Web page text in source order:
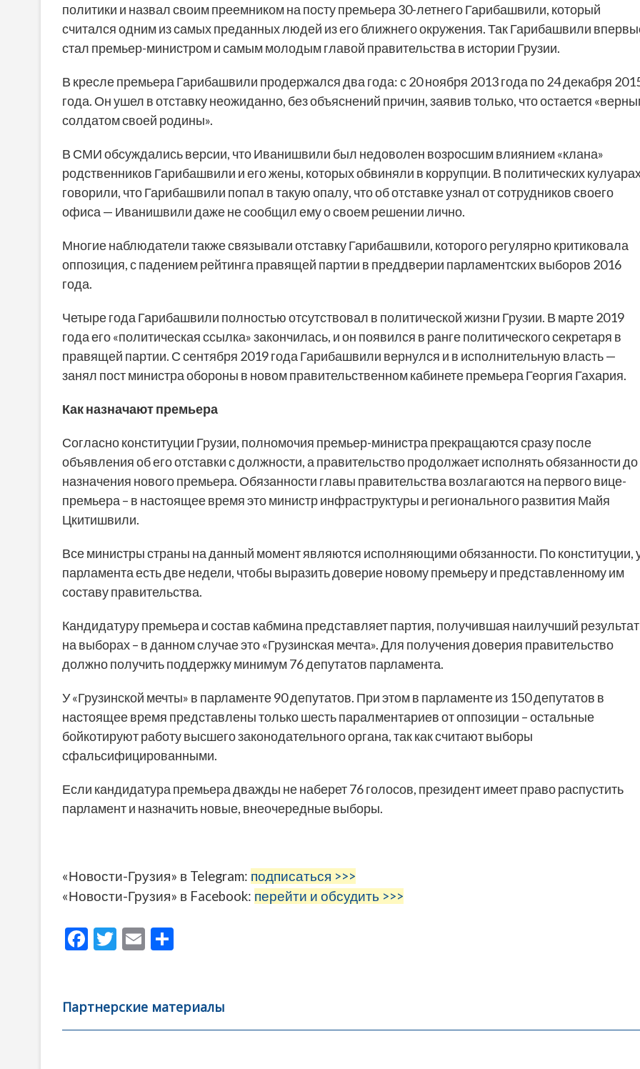
политики и назвал своим преемником на посту премьера 30-летнего Гарибашвили, который
считался одним из самых преданных людей из его ближнего окружения. Так Гарибашвили
стал премьер-министром и самым молодым главой правительства в истории Грузии.
В кресле премьера Гарибашвили продержался два года: с 20 ноября 2013 года по 24 декабря
года. Он ушел в отставку неожиданно, без объяснений причин, заявив только, что остается
солдатом своей родины».
В СМИ обсуждались версии, что Иванишвили был недоволен возросшим влиянием «клана»
родственников Гарибашвили и его жены, которых обвиняли в коррупции. В политических
говорили, что Гарибашвили попал в такую опалу, что об отставке узнал от сотрудников своего
офиса — Иванишвили даже не сообщил ему о своем решении лично.
Многие наблюдатели также связывали отставку Гарибашвили, которого регулярно критиковала
оппозиция, с падением рейтинга правящей партии в преддверии парламентских выборов 2016
года.
Четыре года Гарибашвили полностью отсутствовал в политической жизни Грузии. В марте 2019
года его «политическая ссылка» закончилась, и он появился в ранге политического секретаря в
правящей партии. С сентября 2019 года Гарибашвили вернулся и в исполнительную власть —
занял пост министра обороны в новом правительственном кабинете премьера Георгия Гахария.
Как назначают премьера
Согласно конституции Грузии, полномочия премьер-министра прекращаются сразу после
объявления об его отставки с должности, а правительство продолжает исполнять обязанности до
назначения нового премьера. Обязанности главы правительства возлагаются на первого вице-
премьера – в настоящее время это министр инфраструктуры и регионального развития Майя
Цкитишвили.
Все министры страны на данный момент являются исполняющими обязанности. По конституции,
парламента есть две недели, чтобы выразить доверие новому премьеру и представленному им
составу правительства.
Кандидатуру премьера и состав кабмина представляет партия, получившая наилучший результат
на выборах – в данном случае это «Грузинская мечта». Для получения доверия правительство
должно получить поддержку минимум 76 депутатов парламента.
У «Грузинской мечты» в парламенте 90 депутатов. При этом в парламенте из 150 депутатов в
настоящее время представлены только шесть паралментариев от оппозиции – остальные
бойкотируют работу высшего законодательного органа, так как считают выборы
сфальсифицированными.
Если кандидатура премьера дважды не наберет 76 голосов, президент имеет право распустить
парламент и назначить новые, внеочередные выборы.
«Новости-Грузия» в Telegram: подписаться >>>
«Новости-Грузия» в Facebook: перейти и обсудить >>>
F
b
o
T
er
E
l
а
в
Партнерские материалы